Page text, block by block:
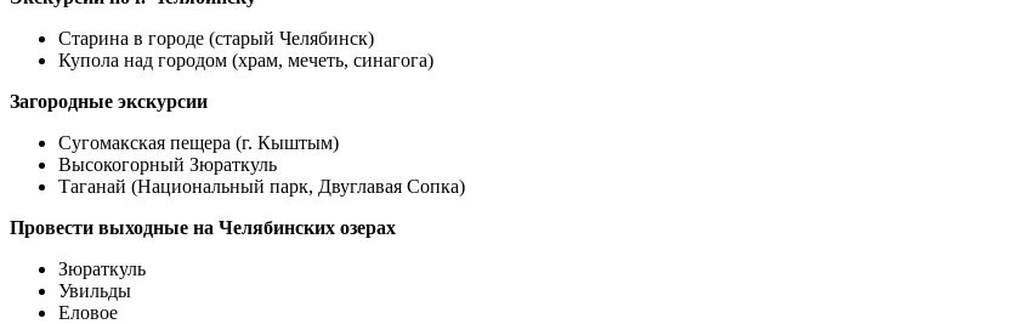
Старина в городе (старый Челябинск)
Купола над городом (храм, мечеть, синагога)
Загородные экскурсии
Сугомакская пещера (г. Кыштым)
Высокогорный Зюраткуль
Таганай (Национальный парк, Двуглавая Сопка)
Провести выходные на Челябинских озерах
Зюраткуль
Увильды
Еловое